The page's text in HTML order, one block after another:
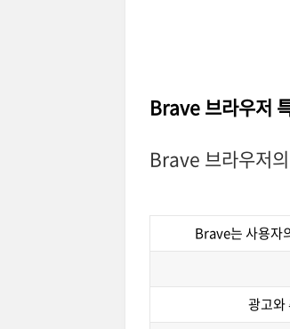
Brave 브라우저
Brave 브라우저
Brave는 사용자
광고와